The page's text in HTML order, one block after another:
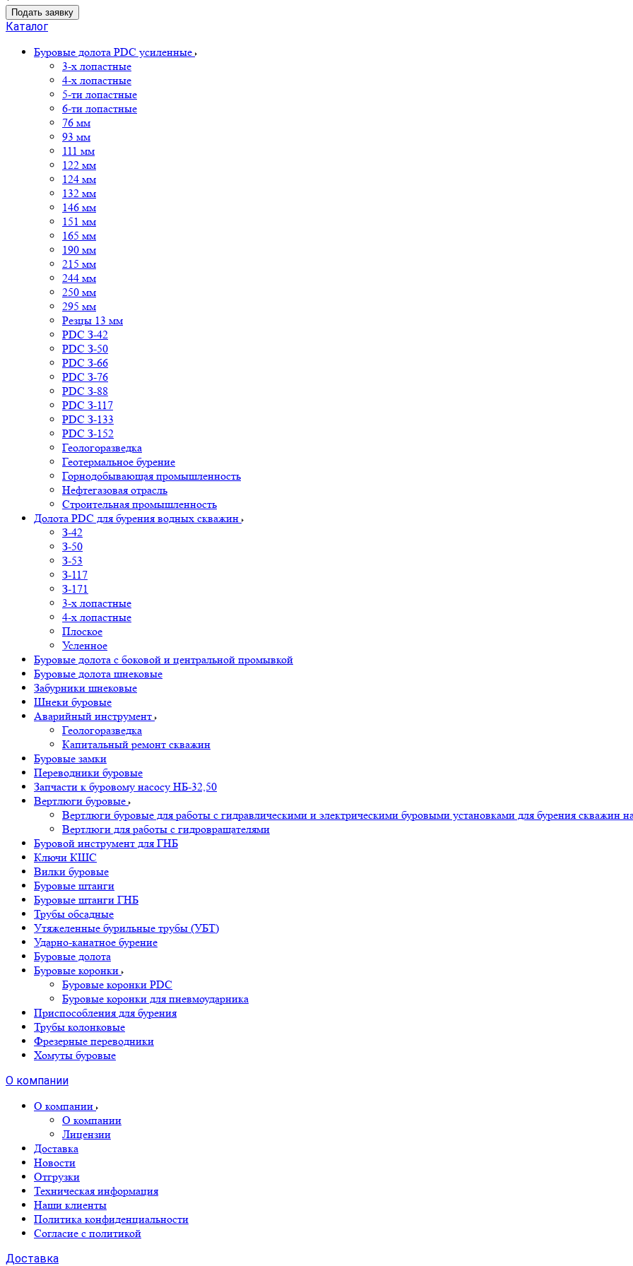
Подать заявку
Каталог
Буровые долота PDC усиленные
3-х лопастные
4-х лопастные
5-ти лопастные
6-ти лопастные
76 мм
93 мм
111 мм
122 мм
124 мм
132 мм
146 мм
151 мм
165 мм
190 мм
215 мм
244 мм
250 мм
295 мм
Резцы 13 мм
PDC З-42
PDC З-50
PDC З-66
PDC З-76
PDC З-88
PDC З-117
PDC З-133
PDC З-152
Геологоразведка
Геотермальное бурение
Горнодобывающая промышленность
Нефтегазовая отрасль
Строительная промышленность
Долота PDC для бурения водных скважин
З-42
З-50
З-53
З-117
З-171
3-х лопастные
4-х лопастные
Плоское
Усленное
Буровые долота с бoковой и центральной промывкой
Буровые долота шнековые
Забурники шнековые
Шнеки буровые
Аварийный инструмент
Геологоразведка
Капитальный ремонт скважин
Буровые замки
Переводники буровые
Запчасти к буровому насосу НБ-32,50
Вертлюги буровые
Вертлюги буровые для работы с гидравлическими и электрическими буровыми установками для бурения скважин
Вертлюги для работы с гидровращателями
Буровой инструмент для ГНБ
Ключи КШС
Вилки буровые
Буровые штанги
Буровые штанги ГНБ
Трубы обсадные
Утяжеленные бурильные трубы (УБТ)
Ударно-канатное бурение
Буровые долота
Буровые коронки
Буровые коронки PDC
Буровые коронки для пневмоударника
Приспособления для бурения
Трубы колонковые
Фрезерные переводники
Хомуты буровые
О компании
О компании
О компании
Лицензии
Доставка
Новости
Отгрузки
Техническая информация
Наши клиенты
Политика конфиденциальности
Согласие с политикой
Доставка